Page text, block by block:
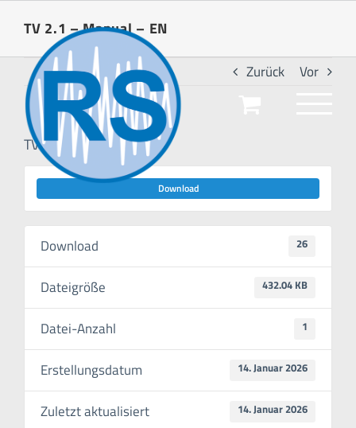
Inhalt
springen
TV 2.1 – Manual – EN
Zurück Vor
TV 2.1 – Manual – EN
Download
Download 26
Dateigröße 432.04 KB
Datei-Anzahl 1
Erstellungsdatum 14. Januar 2026
Zuletzt aktualisiert 14. Januar 2026